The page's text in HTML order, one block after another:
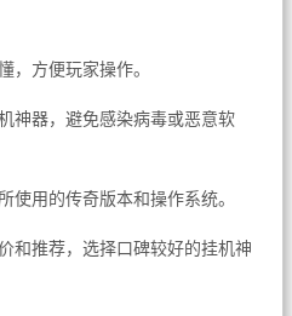
，方便玩家操作。
神器，避免感染病毒或恶意软
使用的传奇版本和操作系统。
和推荐，选择口碑较好的挂机神